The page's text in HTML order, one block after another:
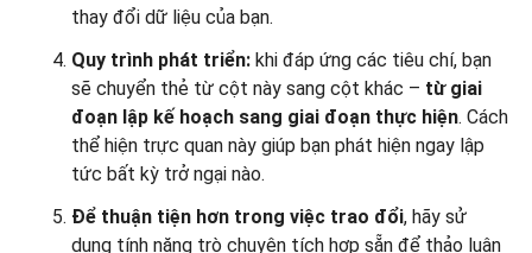
thay đổi dữ liệu của bạn.
Quy trình phát triển: khi đáp ứng các tiêu chí, bạn
sẽ chuyển thẻ từ cột này sang cột khác – từ giai
đoạn lập kế hoạch sang giai đoạn thực hiện. Cách
thể hiện trực quan này giúp bạn phát hiện ngay lập
tức bất kỳ trở ngại nào.
Để thuận tiện hơn trong việc trao đổi, hãy sử
dụng tính năng trò chuyện tích hợp sẵn để thảo luận